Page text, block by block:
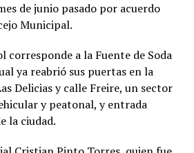
de junio pasado por acuerdo
Municipal.
corresponde a la Fuente de Soda
ya reabrió sus puertas en la
Delicias y calle Freire, un sector
y peatonal, y entrada
la ciudad.